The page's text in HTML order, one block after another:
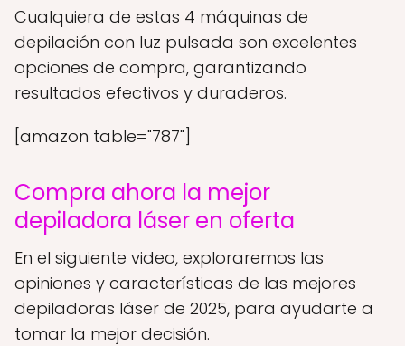
Cualquiera de estas 4 máquinas de
depilación con luz pulsada son excelentes
opciones de compra, garantizando
resultados efectivos y duraderos.
[amazon table="787"]
Compra ahora la mejor
depiladora láser en oferta
En el siguiente video, exploraremos las
opiniones y características de las mejores
depiladoras láser de 2025, para ayudarte a
tomar la mejor decisión.